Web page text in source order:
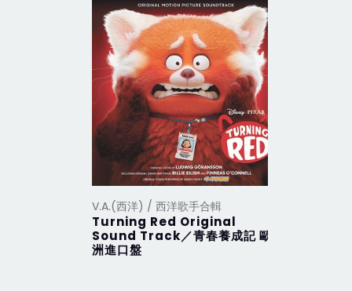
V.A.(西洋) / 西洋歌手合輯
Turning Red Original
Sound Track／青春養成記 歐
洲進口盤